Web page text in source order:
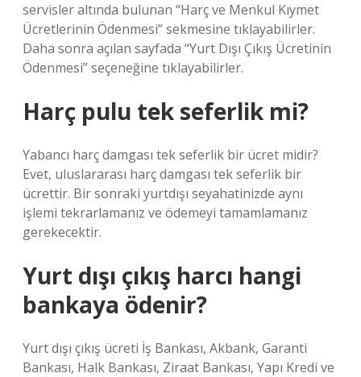
servisler altında bulunan “Harç ve Menkul Kıymet
Ücretlerinin Ödenmesi” sekmesine tıklayabilirler.
Daha sonra açılan sayfada “Yurt Dışı Çıkış Ücretinin
Ödenmesi” seçeneğine tıklayabilirler.
Harç pulu tek seferlik mi?
Yabancı harç damgası tek seferlik bir ücret midir?
Evet, uluslararası harç damgası tek seferlik bir
ücrettir. Bir sonraki yurtdışı seyahatinizde aynı
işlemi tekrarlamanız ve ödemeyi tamamlamanız
gerekecektir.
Yurt dışı çıkış harcı hangi
bankaya ödenir?
Yurt dışı çıkış ücreti İş Bankası, Akbank, Garanti
Bankası, Halk Bankası, Ziraat Bankası, Yapı Kredi ve